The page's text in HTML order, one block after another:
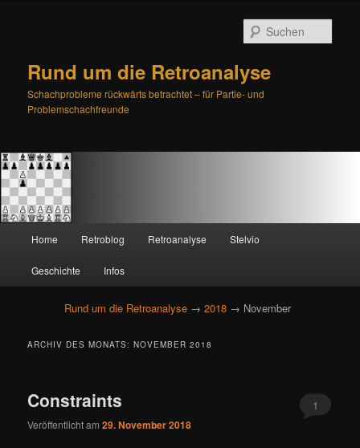
Rund um die Retroanalyse
Schachprobleme rückwärts betrachtet – für Partie- und
Problemschachfreunde
Zum
primären
Inhalt
springen
Zum
sekundären
Inhalt
springen
Home Retroblog Retroanalyse Stelvio
Geschichte Infos
Rund um die Retroanalyse → 2018 → November
ARCHIV DES MONATS:NOVEMBER 2018
Constraints
Veröffentlicht am29. November 2018
1